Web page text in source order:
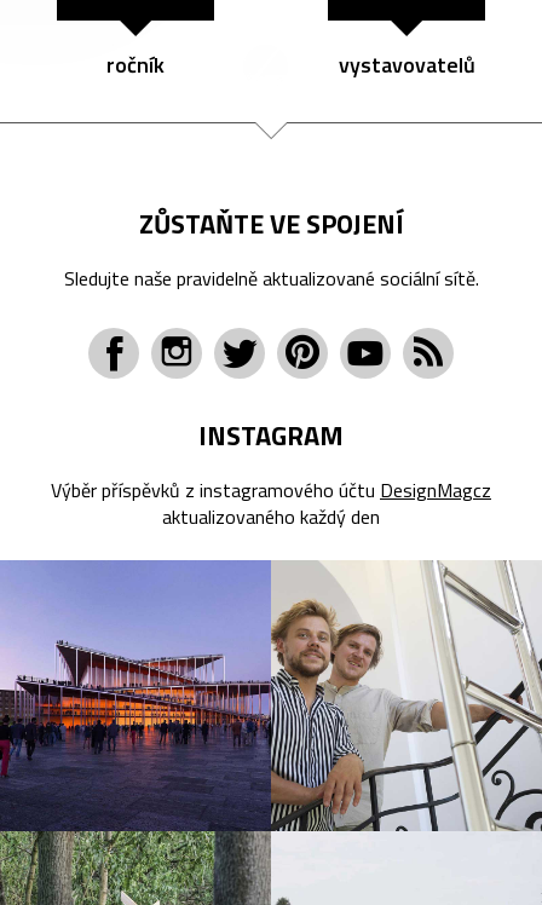
ročník vystavovatelů
ZŮSTAŇTE VE SPOJENÍ
Sledujte naše pravidelně aktualizované sociální sítě.
INSTAGRAM
Výběr příspěvků z instagramového účtu DesignMagcz
aktualizovaného každý den